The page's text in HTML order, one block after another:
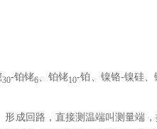
30-铂铑6、铂铑10-铂、镍铬-镍硅
成回路，直接测温端叫测量端